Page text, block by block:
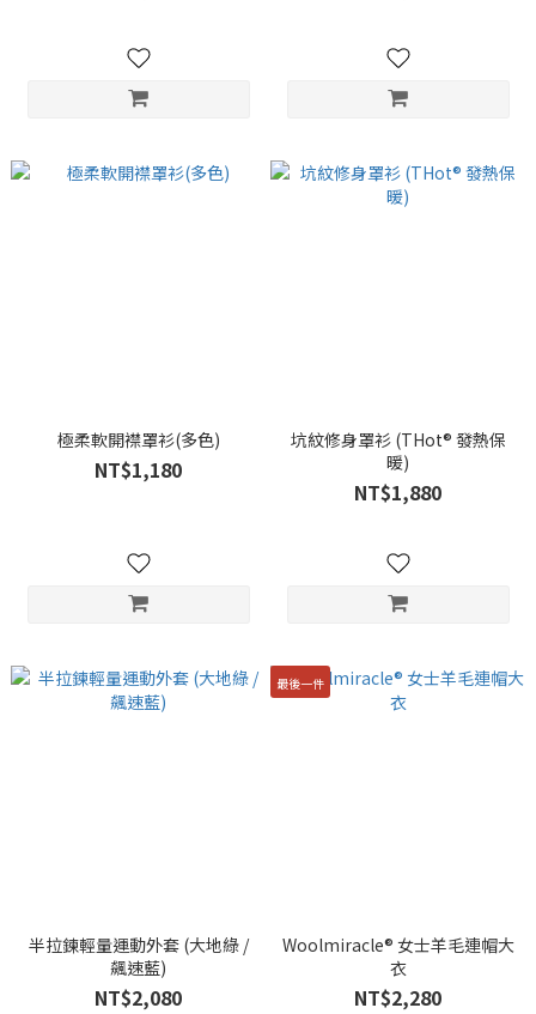
極柔軟開襟罩衫(多色)
NT$1,180
坑紋修身罩衫 (THot® 發熱保
暖)
NT$1,880
半拉鍊輕量運動外套 (大地綠 /
飆速藍)
NT$2,080
最後一件
Woolmiracle® 女士羊毛連帽大
衣
NT$2,280